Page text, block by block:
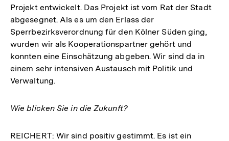
Projekt entwickelt. Das Projekt ist vom Rat der Stadt
abgesegnet. Als es um den Erlass der
Sperrbezirksverordnung für den Kölner Süden ging,
wurden wir als Kooperationspartner gehört und
konnten eine Einschätzung abgeben. Wir sind da in
einem sehr intensiven Austausch mit Politik und
Verwaltung.
Wie blicken Sie in die Zukunft?
REICHERT: Wir sind positiv gestimmt. Es ist ein